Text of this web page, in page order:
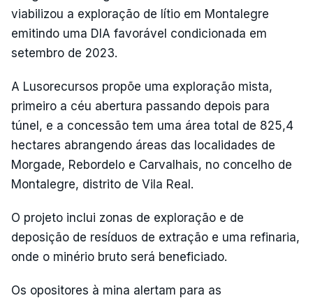
viabilizou a exploração de lítio em Montalegre
emitindo uma DIA favorável condicionada em
setembro de 2023.
A Lusorecursos propõe uma exploração mista,
primeiro a céu abertura passando depois para
túnel, e a concessão tem uma área total de 825,4
hectares abrangendo áreas das localidades de
Morgade, Rebordelo e Carvalhais, no concelho de
Montalegre, distrito de Vila Real.
O projeto inclui zonas de exploração e de
deposição de resíduos de extração e uma refinaria,
onde o minério bruto será beneficiado.
Os opositores à mina alertam para as